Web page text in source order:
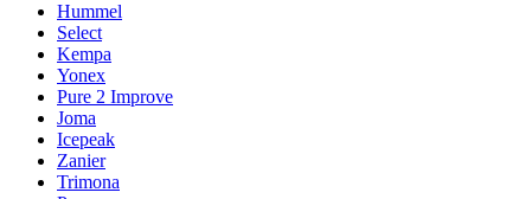
Hummel
Select
Kempa
Yonex
Pure 2 Improve
Joma
Icepeak
Zanier
Trimona